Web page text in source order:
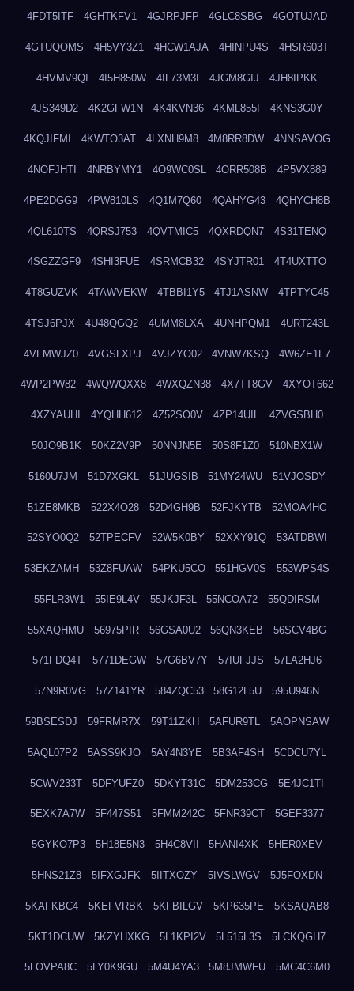
4FDT5ITF 4GHTKFV1 4GJRPJFP 4GLC8SBG 4GOTUJAD
4GTUQOMS 4H5VY3Z1 4HCW1AJA 4HINPU4S 4HSR603T
4HVMV9QI 4I5H850W 4IL73M3I 4JGM8GIJ 4JH8IPKK
4JS349D2 4K2GFW1N 4K4KVN36 4KML855I 4KNS3G0Y
4KQJIFMI 4KWTO3AT 4LXNH9M8 4M8RR8DW 4NNSAVOG
4NOFJHTI 4NRBYMY1 4O9WC0SL 4ORR508B 4P5VX889
4PE2DGG9 4PW810LS 4Q1M7Q60 4QAHYG43 4QHYCH8B
4QL610TS 4QRSJ753 4QVTMIC5 4QXRDQN7 4S31TENQ
4SGZZGF9 4SHI3FUE 4SRMCB32 4SYJTR01 4T4UXTTO
4T8GUZVK 4TAWVEKW 4TBBI1Y5 4TJ1ASNW 4TPTYC45
4TSJ6PJX 4U48QGQ2 4UMM8LXA 4UNHPQM1 4URT243L
4VFMWJZ0 4VGSLXPJ 4VJZYO02 4VNW7KSQ 4W6ZE1F7
4WP2PW82 4WQWQXX8 4WXQZN38 4X7TT8GV 4XYOT662
4XZYAUHI 4YQHH612 4Z52SO0V 4ZP14UIL 4ZVGSBH0
50JO9B1K 50KZ2V9P 50NNJN5E 50S8F1Z0 510NBX1W
5160U7JM 51D7XGKL 51JUGSIB 51MY24WU 51VJOSDY
51ZE8MKB 522X4O28 52D4GH9B 52FJKYTB 52MOA4HC
52SYO0Q2 52TPECFV 52W5K0BY 52XXY91Q 53ATDBWI
53EKZAMH 53Z8FUAW 54PKU5CO 551HGV0S 553WPS4S
55FLR3W1 55IE9L4V 55JKJF3L 55NCOA72 55QDIRSM
55XAQHMU 56975PIR 56GSA0U2 56QN3KEB 56SCV4BG
571FDQ4T 5771DEGW 57G6BV7Y 57IUFJJS 57LA2HJ6
57N9R0VG 57Z141YR 584ZQC53 58G12L5U 595U946N
59BSESDJ 59FRMR7X 59T11ZKH 5AFUR9TL 5AOPNSAW
5AQL07P2 5ASS9KJO 5AY4N3YE 5B3AF4SH 5CDCU7YL
5CWV233T 5DFYUFZ0 5DKYT31C 5DM253CG 5E4JC1TI
5EXK7A7W 5F447S51 5FMM242C 5FNR39CT 5GEF3377
5GYKO7P3 5H18E5N3 5H4C8VII 5HANI4XK 5HER0XEV
5HNS21Z8 5IFXGJFK 5IITXOZY 5IVSLWGV 5J5FOXDN
5KAFKBC4 5KEFVRBK 5KFBILGV 5KP635PE 5KSAQAB8
5KT1DCUW 5KZYHXKG 5L1KPI2V 5L515L3S 5LCKQGH7
5LOVPA8C 5LY0K9GU 5M4U4YA3 5M8JMWFU 5MC4C6M0